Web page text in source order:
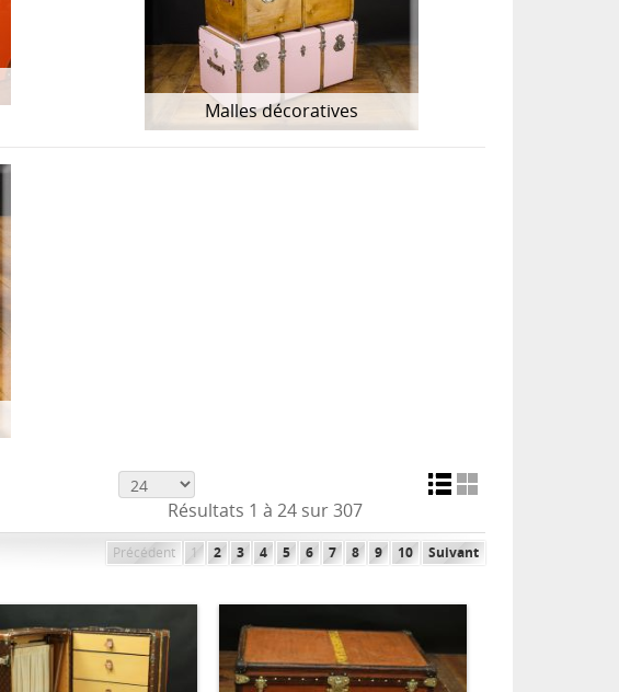
Malles décoratives
Résultats 1 à 24 sur 307
Précédent 1 2 3 4 5 6 7 8 9 10 Suivant